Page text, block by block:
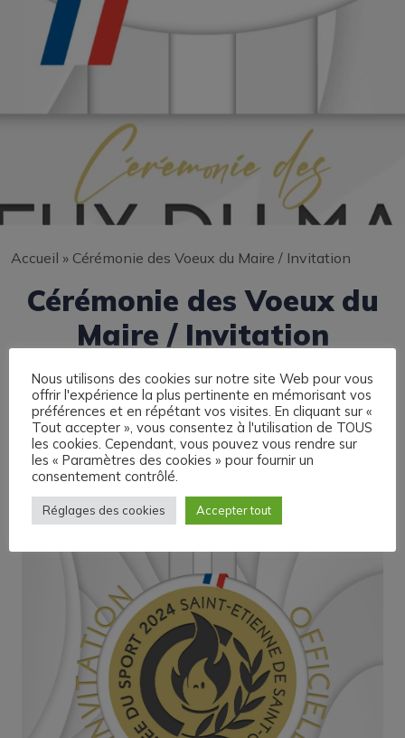
Accueil » Cérémonie des Voeux du Maire / Invitation
Cérémonie des Voeux du
Maire / Invitation
Nous utilisons des cookies sur notre site Web pour vous
offrir l'expérience la plus pertinente en mémorisant vos
préférences et en répétant vos visites. En cliquant sur «
Tout accepter », vous consentez à l'utilisation de TOUS
les cookies. Cependant, vous pouvez vous rendre sur
les « Paramètres des cookies » pour fournir un
consentement contrôlé.
Réglages des cookies Accepter tout